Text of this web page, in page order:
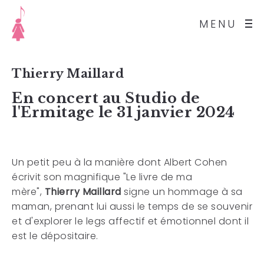
MENU
Thierry Maillard
En concert au Studio de
l'Ermitage le 31 janvier 2024
Un petit peu à la manière dont Albert Cohen
écrivit son magnifique "Le livre de ma
mère", Thierry Maillard signe un hommage à sa
maman, prenant lui aussi le temps de se souvenir
et d'explorer le legs affectif et émotionnel dont il
est le dépositaire.